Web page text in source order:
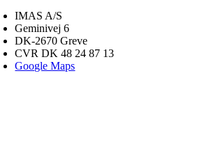
IMAS A/S
Geminivej 6
DK-2670 Greve
CVR DK 48 24 87 13
Google Maps